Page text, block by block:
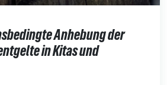
Anhebung der
in Kitas und